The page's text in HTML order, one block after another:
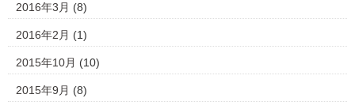
2016年3月 (8)
2016年2月 (1)
2015年10月 (10)
2015年9月 (8)